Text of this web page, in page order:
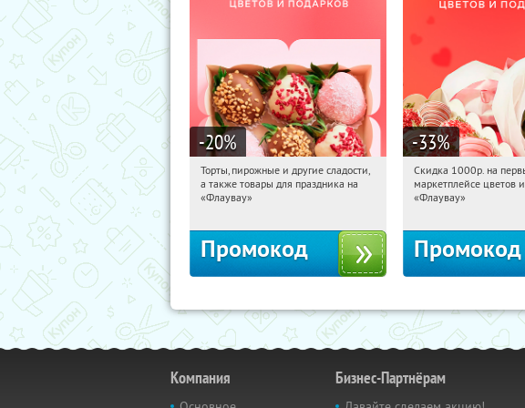
-20%
15:56:41 Получили:
Россия
Торты, пирожные и другие сладости,
а также товары для праздника на
«Флаувау»
Промокод
-33%
15:56:41
Россия
Скидка 1000р. на
маркетплейсе цветов
«Флаувау»
Промокод
Компания Бизнес-Партнёрам